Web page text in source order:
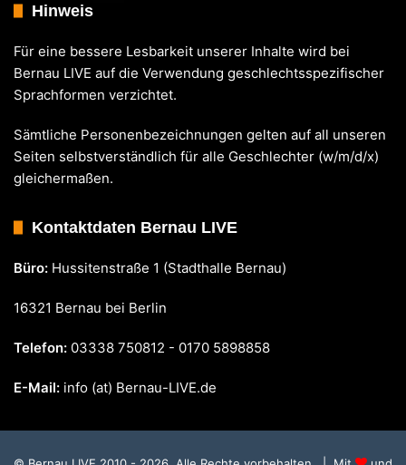
Hinweis
Für eine bessere Lesbarkeit unserer Inhalte wird bei
Bernau LIVE auf die Verwendung geschlechtsspezifischer
Sprachformen verzichtet.
Sämtliche Personenbezeichnungen gelten auf all unseren
Seiten selbstverständlich für alle Geschlechter (w/m/d/x)
gleichermaßen.
Kontaktdaten Bernau LIVE
Büro: Hussitenstraße 1 (Stadthalle Bernau)
16321 Bernau bei Berlin
Telefon: 03338 750812 - 0170 5898858
E-Mail: info (at) Bernau-LIVE.de